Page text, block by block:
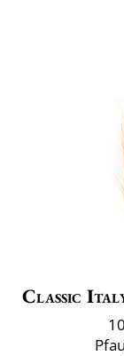
Classic